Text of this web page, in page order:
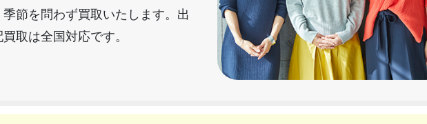
節を問わず買取いたします。出
取は全国対応です。